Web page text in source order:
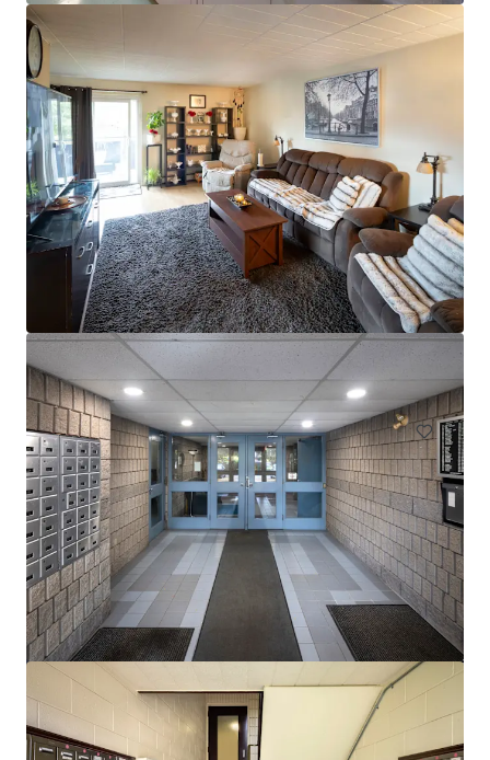
Head House Flats
528 S 2nd St, Philadelphia, PA, 19147-2452, US
47 Unités de mesure
Living / Résidentiel en bloc